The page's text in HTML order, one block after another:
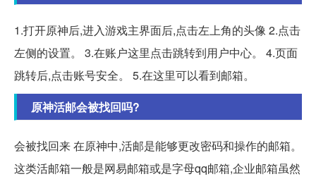
1.打开原神后,进入游戏主界面后,点击左上角的头像 2.点击
左侧的设置。 3.在账户这里点击跳转到用户中心。 4.页面
跳转后,点击账号安全。 5.在这里可以看到邮箱。
原神活邮会被找回吗?
会被找回来 在原神中,活邮是能够更改密码和操作的邮箱。
这类活邮箱一般是网易邮箱或是字母qq邮箱,企业邮箱虽然